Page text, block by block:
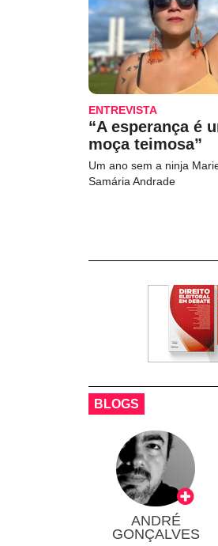
ENTREVISTA
“A esperança é
moça teimosa”
Um ano sem a ninja
Samária Andrade
BLOGS
ANDRÉ
GONÇALVES